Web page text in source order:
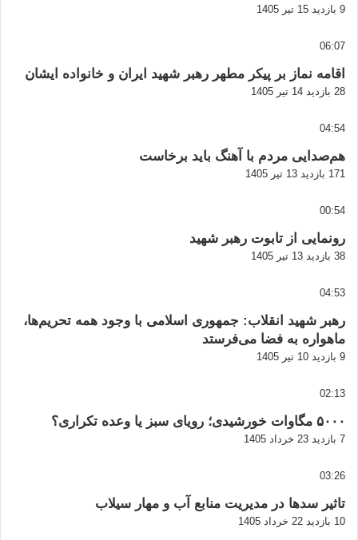
9 بازدید 15 تیر 1405
06:07
اقامه نماز بر پیکر مطهر رهبر شهید ایران و خانواده ایشان
28 بازدید 14 تیر 1405
04:54
هم‌صدایی مردم با آهنگ باید برخاست
171 بازدید 13 تیر 1405
00:54
رونمایی از تابوت رهبر شهید
38 بازدید 13 تیر 1405
04:53
رهبر شهید انقلاب: جمهوری اسلامی با وجود همه تحریم‌ها،
ماهواره به فضا می‌فرستد
9 بازدید 10 تیر 1405
02:13
۵۰۰۰ مگاوات خورشیدی؛ رویای سبز یا وعده تکراری؟
7 بازدید 23 خرداد 1405
03:26
تاثیر سدها در مدیریت منابع آب و مهار سیلاب
10 بازدید 22 خرداد 1405